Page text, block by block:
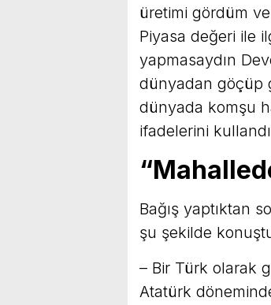
üretimi gördüm
Piyasa değeri ile
yapmasaydın
dünyadan göçüp
dünyada komşu
ifadelerini
Bağış yaptıktan
şu şekilde
– Bir Türk olarak
Atatürk